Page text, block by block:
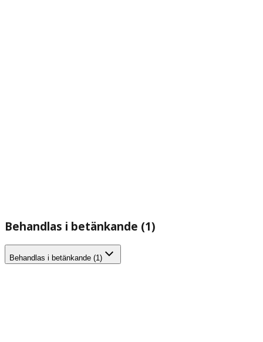
Behandlas i betänkande (1)
Behandlas i betänkande (1)